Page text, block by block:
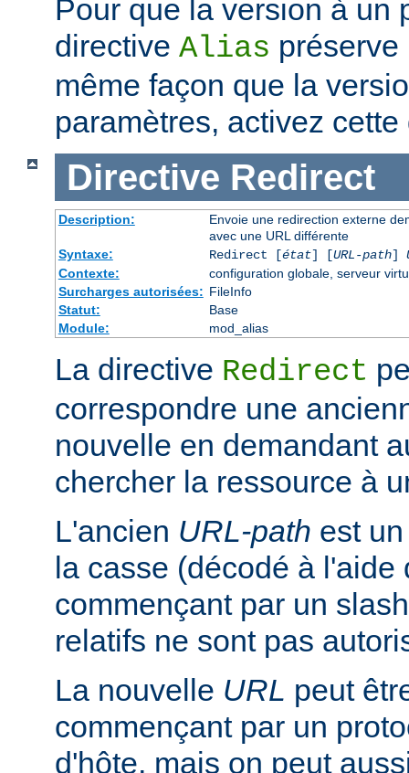
Pour que la version à un
directive Alias
même façon que la
paramètres, activez
Directive Redirect
Description:
Envoie une redirection externe
avec une URL différente
Syntaxe:
Redirect [état] [URL-path]
Contexte:
configuration globale, serveur
Surcharges autorisées: FileInfo
Statut:
Base
Module:
mod_alias
La directive Redirect
correspondre une
nouvelle en demandant
chercher la ressource à
L'ancien URL-path est
la casse (décodé à
commençant par un
relatifs ne sont pas
La nouvelle URL peut
commençant par un
d'hôte, mais on peut